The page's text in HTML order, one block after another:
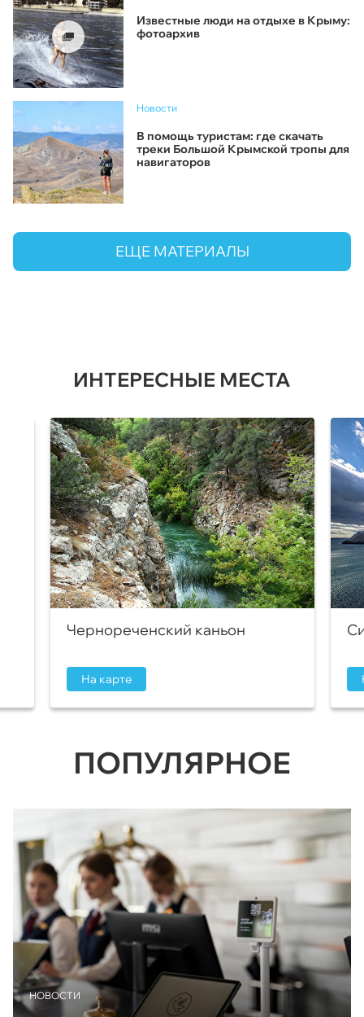
Известные люди на отдыхе в Крыму:
фотоархив
Новости
В помощь туристам: где скачать
треки Большой Крымской тропы для
навигаторов
ЕЩЕ МАТЕРИАЛЫ
ИНТЕРЕСНЫЕ МЕСТА
Чернореченский каньон
На карте
ПОПУЛЯРНОЕ
НОВОСТИ